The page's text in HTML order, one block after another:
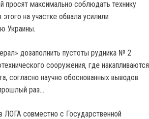
просят максимально соблюдать технику
на участке обвала усилили
Украины.
дозаполнить пустоты рудника № 2
сооружения, где накапливаются
согласно научно обоснованных выводов.
раз…
ЛОГА совместно с Государственной